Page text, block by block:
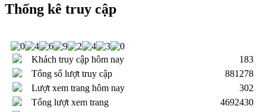
Thống kê truy cập
Khách truy cập hôm nay
183
Tổng số lượt truy cập
881278
Lượt xem trang hôm nay
302
Tổng lượt xem trang
4692430